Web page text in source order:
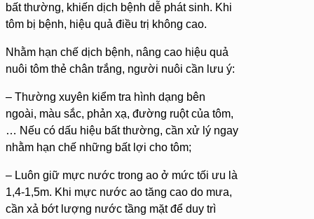
bất thường, khiến dịch bệnh dễ phát sinh. Khi
tôm bị bệnh, hiệu quả điều trị không cao.
Nhằm hạn chế dịch bệnh, nâng cao hiệu quả
nuôi tôm thẻ chân trắng, người nuôi cần lưu ý:
– Thường xuyên kiểm tra hình dạng bên
ngoài, màu sắc, phản xạ, đường ruột của tôm,
… Nếu có dấu hiệu bất thường, cần xử lý ngay
nhằm hạn chế những bất lợi cho tôm;
– Luôn giữ mực nước trong ao ở mức tối ưu là
1,4-1,5m. Khi mực nước ao tăng cao do mưa,
cần xả bớt lượng nước tầng mặt để duy trì